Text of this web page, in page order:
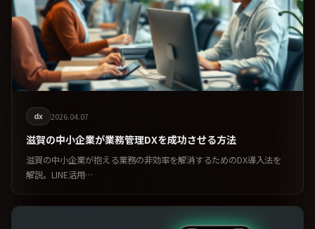
dx 2026.04.07
滋賀の中小企業が業務管理DXを成功させる方法
滋賀の中小企業が抱える業務の非効率を解消するためのDX導入法を
解説。LINE活用…